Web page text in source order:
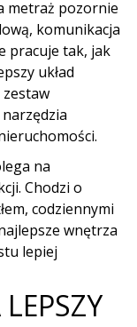
metraż pozornie
komunikacja
pracuje tak, jak
układ
.
na
Chodzi o
codziennymi
wnętrza
lepiej